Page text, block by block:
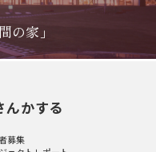
の家」
んかする
募集